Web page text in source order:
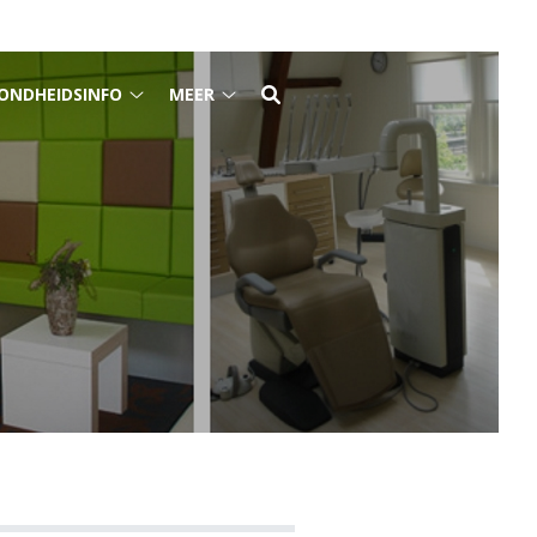
Gezondheidsinfo
submenu
MEER
Meer
submenu